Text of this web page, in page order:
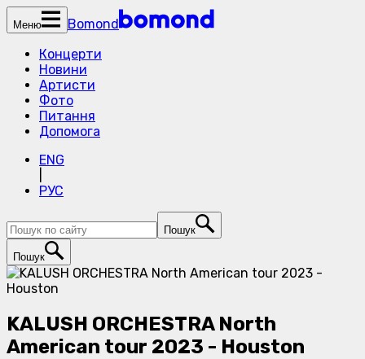
Меню
Bomond
Концерти
Новини
Артисти
Фото
Питання
Допомога
ENG
РУС
Пошук
Пошук
KALUSH ORCHESTRA North
American tour 2023 - Houston